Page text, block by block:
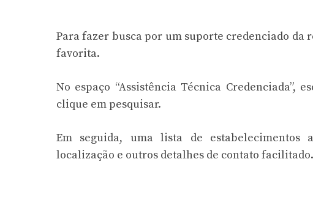
Para fazer busca por um suporte credenciado da
favorita.
No espaço “Assistência Técnica
clique em pesquisar.
Em seguida, uma lista de estabelecimentos
localização e outros detalhes de contato facilitado.